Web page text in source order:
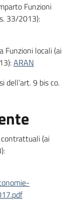
Funzioni
33/2013):
Funzioni locali (ai
ARAN
dell’art. 9 bis co.
(ai